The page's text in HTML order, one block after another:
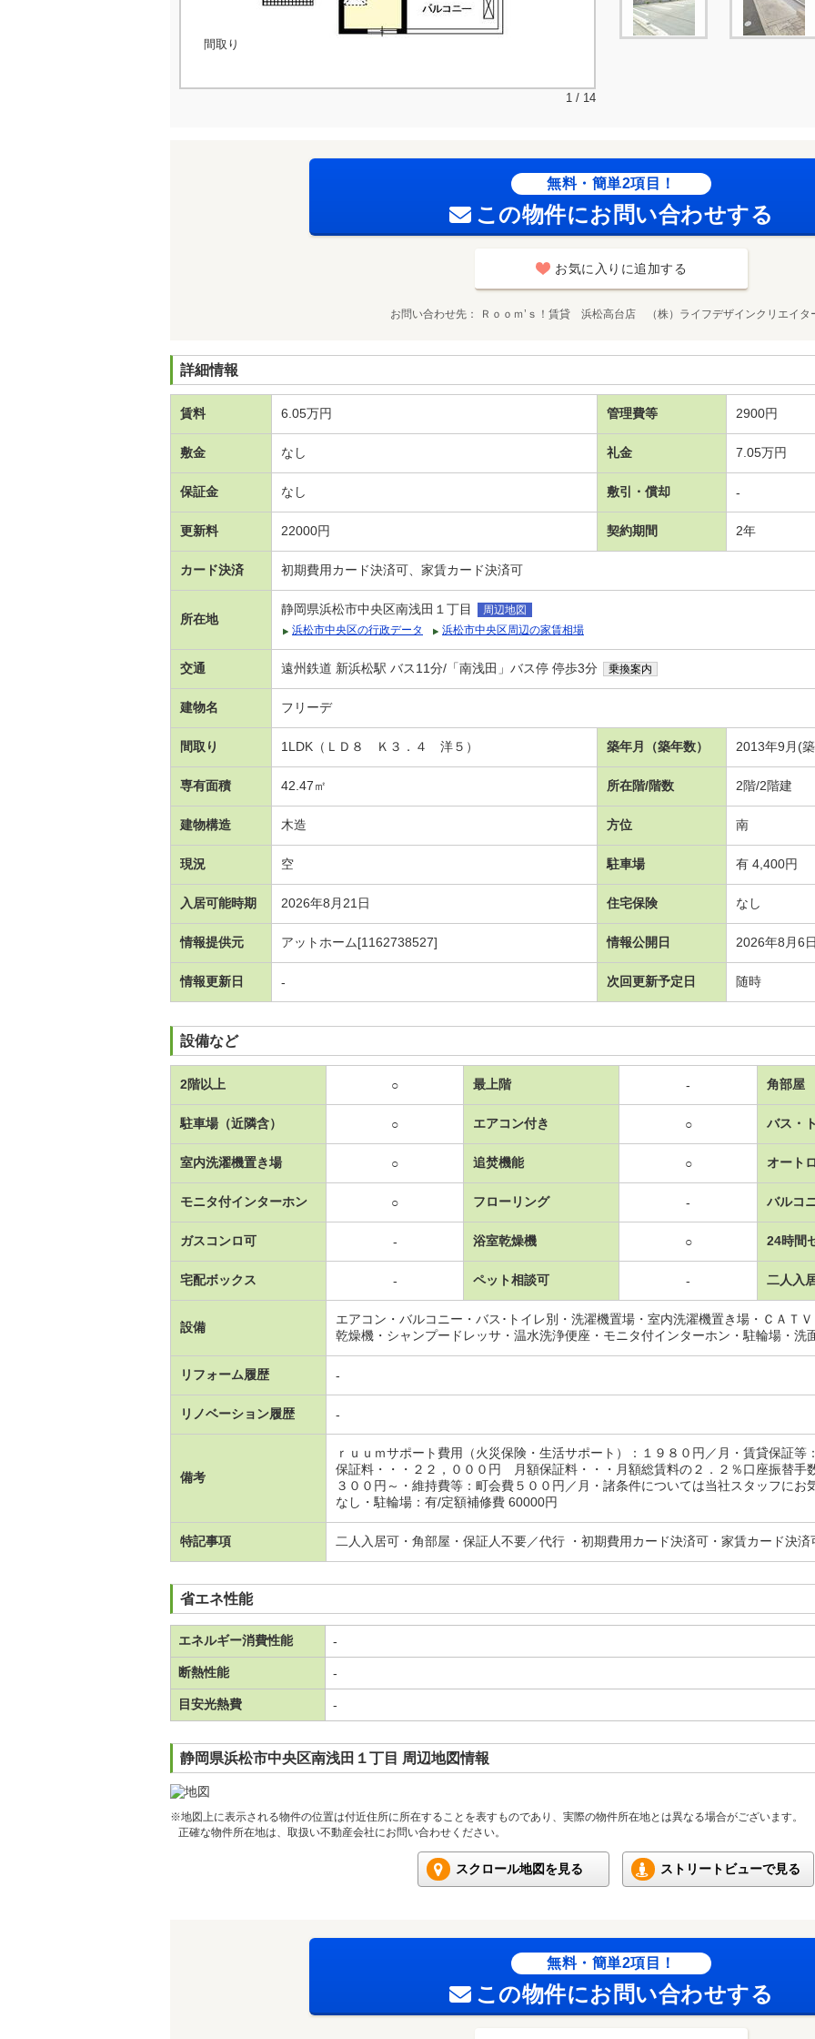
間取り
1 / 14
無料・簡単2項目！
この物件にお問い合わせする
お気に入りに追加する
お問い合わせ先 Ｒｏｏｍ’ｓ！賃貸 浜松高台店 （株）ライフデザインクリエイタ
詳細情報
賃料 6.05万円 管理費等 2900円
敷金 なし 礼金 7.05万円
保証金 なし 敷引・償却 -
更新料 22000円 契約期間 2年
カード決済 初期費用カード決済可、家賃カード決済可
所在地
静岡県浜松市中央区南浅田１丁目
周辺地図
浜松市中央区の行政データ
浜松市中央区周辺の家賃相場
交通 遠州鉄道 新浜松駅 バス11分/「南浅田」バス停 停歩3分 乗換案内
建物名 フリーデ
間取り 1LDK（ＬＤ８ Ｋ３．４ 洋５） 築年月（築年数） 2013年9月(
専有面積 42.47㎡ 所在階/階数 2階/2階建
建物構造 木造 方位 南
現況 空 駐車場 有 4,400円
入居可能時期 2026年8月21日 住宅保険 なし
情報提供元 アットホーム[1162738527] 情報公開日 2026年8月6
情報更新日 - 次回更新予定日 随時
設備など
2階以上 ○ 最上階 - 角部屋
駐車場（近隣含） ○ エアコン付き ○ バス・
室内洗濯機置き場 ○ 追焚機能 ○ オート
モニタ付インターホン ○ フローリング - バルコ
ガスコンロ可 - 浴室乾燥機 ○ 24時間
宅配ボックス - ペット相談可 - 二人入
設備
エアコン・バルコニー・バス･トイレ別・洗濯機置場・室内洗濯機置き場・ＣＡＴ
乾燥機・シャンプードレッサ・温水洗浄便座・モニタ付インターホン・駐輪場・
リフォーム履歴 -
リノベーション履歴 -
備考
ｒｕｕｍサポート費用（火災保険・生活サポート）：１９８０円／月・賃貸保証
保証料・・・２２，０００円 月額保証料・・・月額総賃料の２．２％口座振替
３００円～・維持費等：町会費５００円／月・諸条件については当社スタッフに
なし・駐輪場：有/定額補修費 60000円
特記事項 二人入居可・角部屋・保証人不要／代行 ・初期費用カード決済可・家賃カード決済
省エネ性能
エネルギー消費性能 -
断熱性能 -
目安光熱費 -
静岡県浜松市中央区南浅田１丁目 周辺地図情報
※地図上に表示される物件の位置は付近住所に所在することを表すものであり、実際の物件所在地とは異なる場合がございます。
正確な物件所在地は、取扱い不動産会社にお問い合わせください。
スクロール地図を見る ストリートビューで見る
無料・簡単2項目！
この物件にお問い合わせする